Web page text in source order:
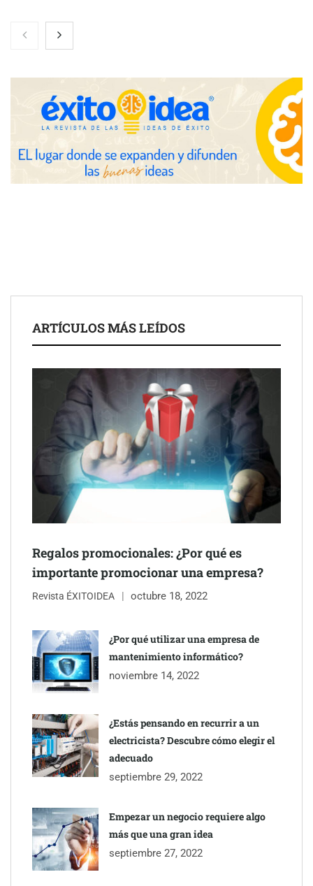
El 82% de empresas industriales no encuentra personal
disponible: 100.000€ para formar nuevos profesionales
Nicols presenta seis modelos de anillos de compromiso para el
eclipse solar del 12 de agosto
Zoomex mejora su Strategy Center con herramientas
avanzadas para trading estratégico
Schaeffler mejora su rentabilidad en el primer semestre de 2026
ARTÍCULOS MÁS LEÍDOS
Regalos promocionales: ¿Por qué es
importante promocionar una empresa?
Revista ÉXITOIDEA octubre 18, 2022
¿Por qué utilizar una empresa de
mantenimiento informático?
noviembre 14, 2022
¿Estás pensando en recurrir a un
electricista? Descubre cómo elegir el
adecuado
septiembre 29, 2022
Empezar un negocio requiere algo
más que una gran idea
septiembre 27, 2022